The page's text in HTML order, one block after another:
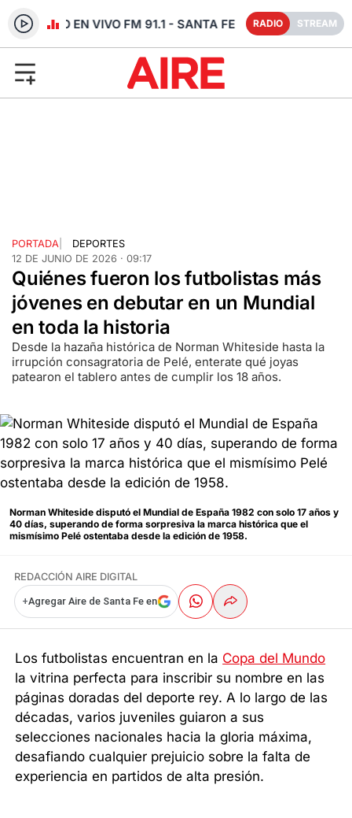
RADIO EN VIVO FM 91.1 - SANTA FE RADIO STREAM
PORTADA
DEPORTES
12 DE JUNIO DE 2026 · 09:17
Quiénes fueron los futbolistas más
jóvenes en debutar en un Mundial
en toda la historia
Desde la hazaña histórica de Norman Whiteside hasta la
irrupción consagratoria de Pelé, enterate qué joyas
patearon el tablero antes de cumplir los 18 años.
Norman Whiteside disputó el Mundial de España 1982 con solo 17 años y
40 días, superando de forma sorpresiva la marca histórica que el
mismísimo Pelé ostentaba desde la edición de 1958.
REDACCIÓN AIRE DIGITAL
+Agregar Aire de Santa Fe en
Los futbolistas encuentran en la Copa del Mundo
la vitrina perfecta para inscribir su nombre en las
páginas doradas del deporte rey. A lo largo de las
décadas, varios juveniles guiaron a sus
selecciones nacionales hacia la gloria máxima,
desafiando cualquier prejuicio sobre la falta de
experiencia en partidos de alta presión.